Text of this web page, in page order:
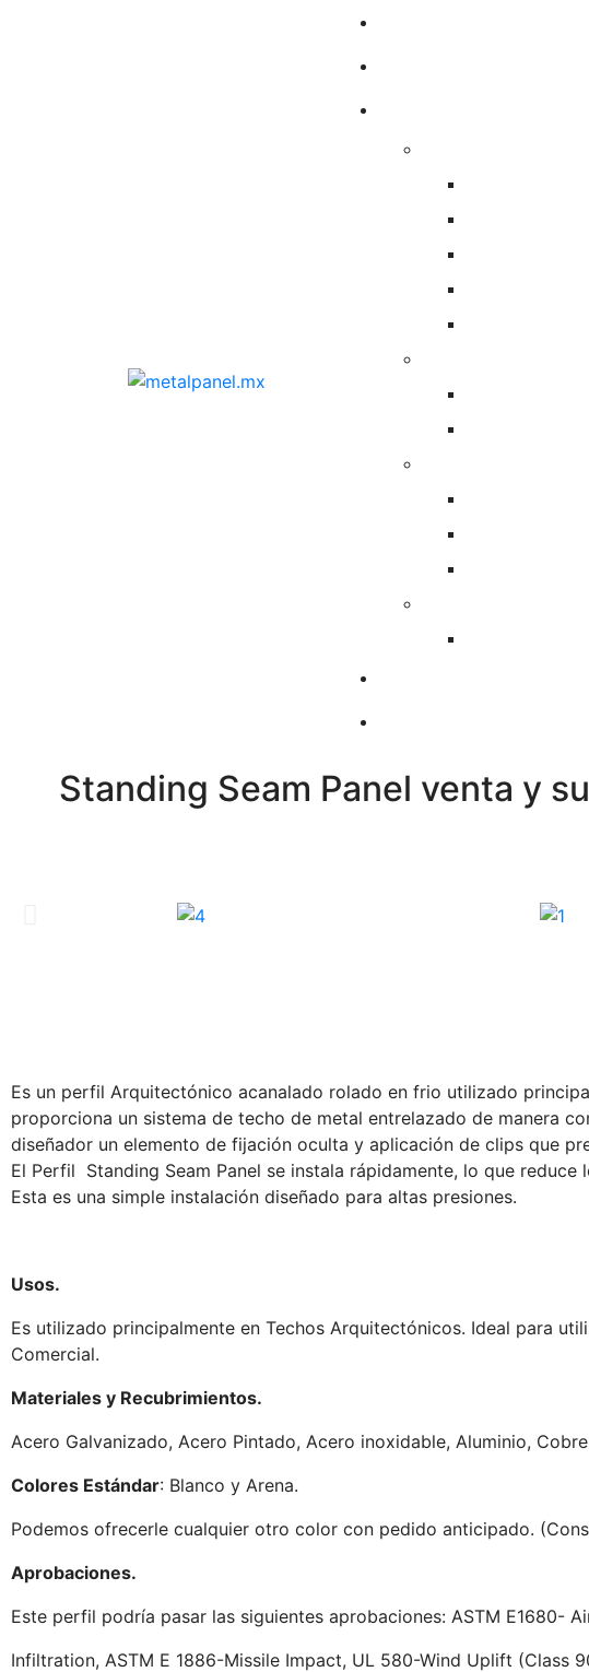
Standing Seam Panel venta y
Es un perfil Arquitectónico acanalado rolado en frio utilizado
proporciona un sistema de techo de metal entrelazado de manera
diseñador un elemento de fijación oculta y aplicación de clips que
El Perfil Standing Seam Panel se instala rápidamente, lo que reduce
Esta es una simple instalación diseñado para altas presiones.
Usos.
Es utilizado principalmente en Techos Arquitectónicos. Ideal para
Comercial.
Materiales y Recubrimientos.
Acero Galvanizado, Acero Pintado, Acero inoxidable, Aluminio,
Colores Estándar: Blanco y Arena.
Podemos ofrecerle cualquier otro color con pedido anticipado.
Aprobaciones.
Este perfil podría pasar las siguientes aprobaciones: ASTM E1680-
Infiltration, ASTM E 1886-Missile Impact, UL 580-Wind Uplift (Class